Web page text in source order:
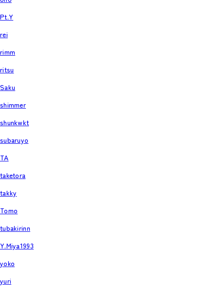
Pt.Y
rei
rimm
ritsu
Saku
shimmer
shunkwkt
subaruyo
TA
taketora
takky
Tomo
tubakirinn
Y.Miya1993
yoko
yuri